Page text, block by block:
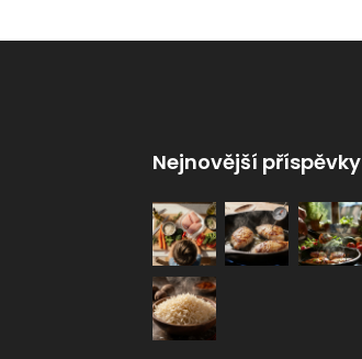
Nejnovější příspěvky